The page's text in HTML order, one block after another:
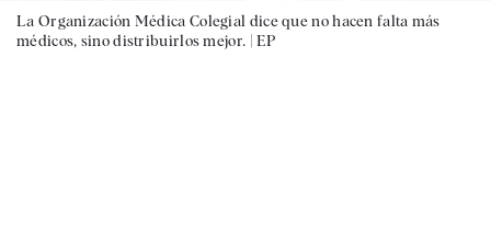
La Organización Médica Colegial dice que no hacen falta más
médicos, sino distribuirlos mejor. |EP